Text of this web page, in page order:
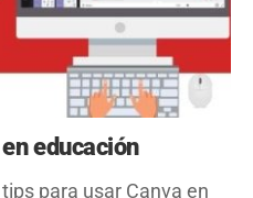
educación
para usar Canva en